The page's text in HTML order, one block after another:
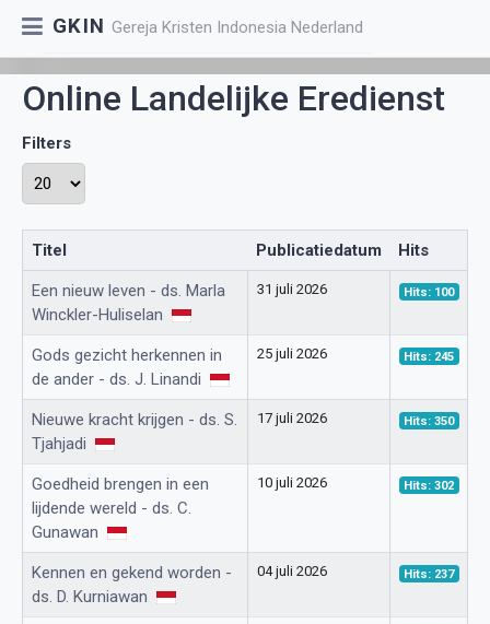
GKIN Gereja Kristen Indonesia Nederland
Online Landelijke Eredienst
Filters
Toon #
Titel Publicatiedatum Hits
Een nieuw leven - ds. Marla
Winckler-Huliselan
31 juli 2026 Hits: 100
Gods gezicht herkennen in
de ander - ds. J. Linandi
25 juli 2026 Hits: 245
Nieuwe kracht krijgen - ds. S.
Tjahjadi
17 juli 2026 Hits: 350
Goedheid brengen in een
lijdende wereld - ds. C.
Gunawan
10 juli 2026 Hits: 302
Kennen en gekend worden -
ds. D. Kurniawan
04 juli 2026 Hits: 237